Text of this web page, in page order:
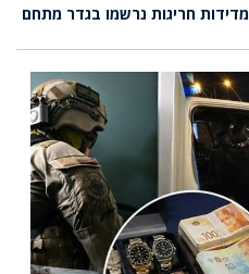
הבנזן שוב מעל הקו האדום: 130 מדידות חריגות נרשמו בגדר מתחם